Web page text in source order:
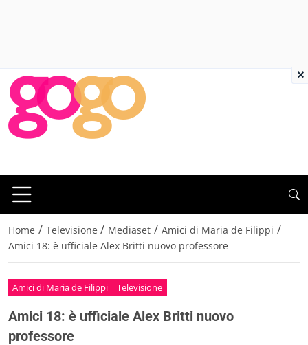
Home / Televisione / Mediaset / Amici di Maria de Filippi /
Amici 18: è ufficiale Alex Britti nuovo professore
Amici di Maria de Filippi Televisione
Amici 18: è ufficiale Alex Britti nuovo
professore
×